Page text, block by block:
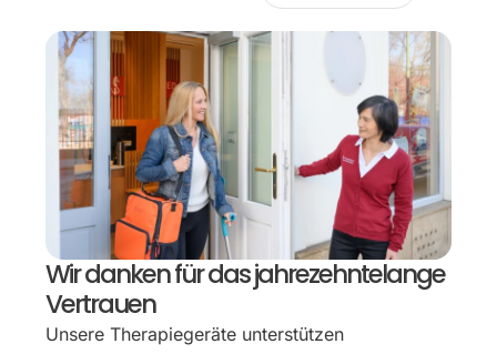
Wir danken für das jahrezehntelange
Vertrauen
Unsere Therapiegeräte unterstützen